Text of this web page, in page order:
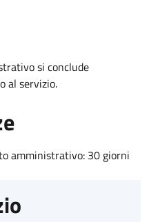
si conclude
al servizio.
amministrativo: 30 giorni